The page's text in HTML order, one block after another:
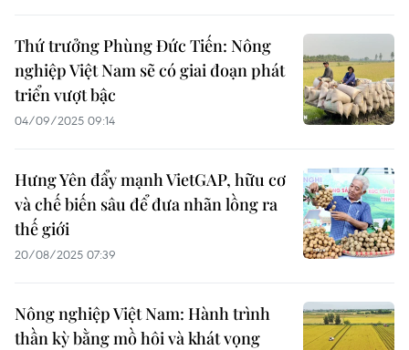
Thứ trưởng Phùng Đức Tiến: Nông
nghiệp Việt Nam sẽ có giai đoạn phát
triển vượt bậc
04/09/2025 09:14
Hưng Yên đẩy mạnh VietGAP, hữu cơ
và chế biến sâu để đưa nhãn lồng ra
thế giới
20/08/2025 07:39
Nông nghiệp Việt Nam: Hành trình
thần kỳ bằng mồ hôi và khát vọng